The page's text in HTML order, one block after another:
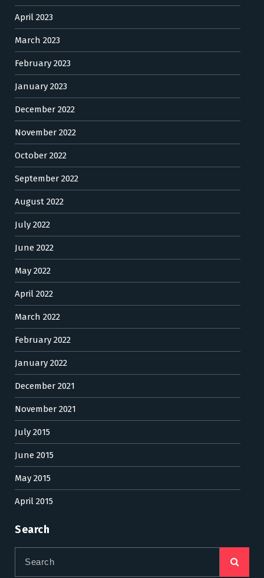
April 2023
March 2023
February 2023
January 2023
December 2022
November 2022
October 2022
September 2022
August 2022
July 2022
June 2022
May 2022
April 2022
March 2022
February 2022
January 2022
December 2021
November 2021
July 2015
June 2015
May 2015
April 2015
Search